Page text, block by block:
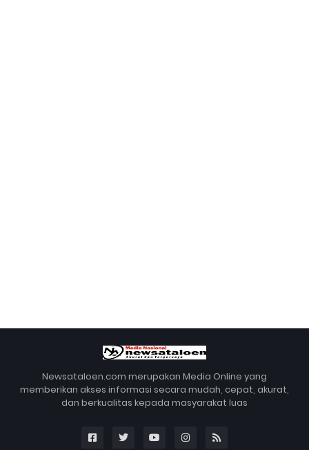
Newsataloen.com merupakan Media Online yang
memberikan akses informasi secara mudah, cepat, akurat,
dan berkualitas kepada masyarakat luas